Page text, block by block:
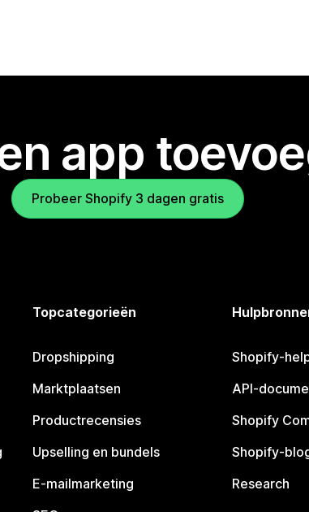
app
Probeer Shopify 3 dagen gratis
Topcategorieën
Dropshipping
Marktplaatsen
Productrecensies
Upselling en bundels
E-mailmarketing
Shopify-
API-
Shopify
Shopify-
Research